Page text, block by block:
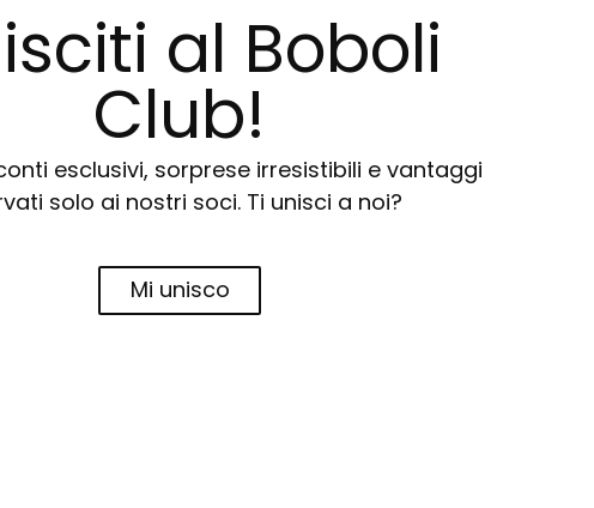
al Boboli
Club!
esclusivi, sorprese irresistibili e vantaggi
solo ai nostri soci. Ti unisci a noi?
Mi unisco